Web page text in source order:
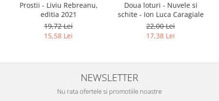
Prostii - Liviu Rebreanu,
editia 2021
19,72 Lei
15,58 Lei
Doua loturi - Nuvele si
schite - Ion Luca Caragiale
22,00 Lei
17,38 Lei
NEWSLETTER
Nu rata ofertele si promotiile noastre